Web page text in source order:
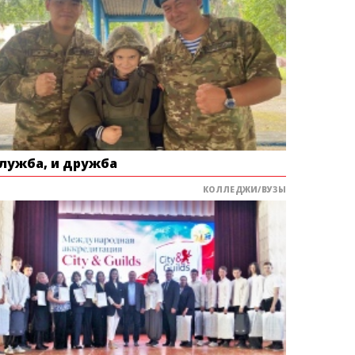
и дружба
КОЛЛЕДЖИ/ВУЗЫ